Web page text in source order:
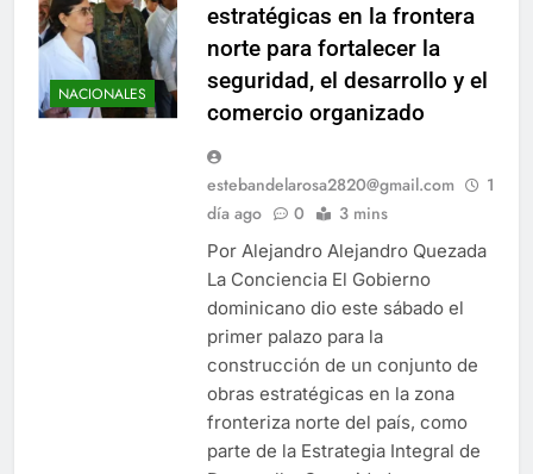
NACIONALES
estratégicas en la frontera
norte para fortalecer la
seguridad, el desarrollo y el
comercio organizado
estebandelarosa2820@gmail.com
1
día ago
0 3 mins
Por Alejandro Alejandro Quezada
La Conciencia El Gobierno
dominicano dio este sábado el
primer palazo para la
construcción de un conjunto de
obras estratégicas en la zona
fronteriza norte del país, como
parte de la Estrategia Integral de